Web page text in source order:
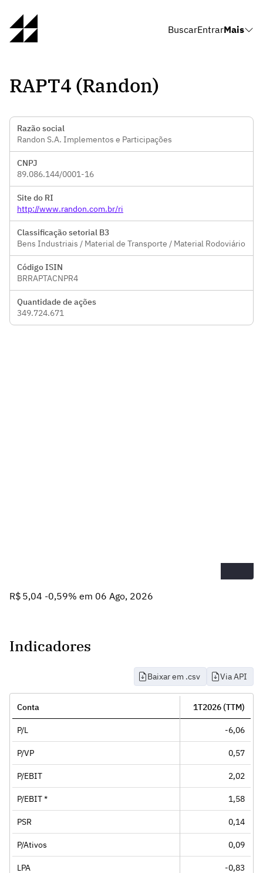
BuscarEntrarMais
RAPT4 (Randon)
Razão social
Randon S.A. Implementos e Participações
CNPJ
89.086.144/0001-16
Site do RI
http://www.randon.com.br/ri
Classificação setorial B3
Bens Industriais / Material de Transporte / Material Rodoviário
Código ISIN
BRRAPTACNPR4
Quantidade de ações
349.724.671
R$ 5,04 -0,59% em 06 Ago, 2026
Indicadores
Baixar em .csv Via API
Conta 1T2026 (TTM)
P/L -6,06
P/VP 0,57
P/EBIT 2,02
P/EBIT * 1,58
PSR 0,14
P/Ativos 0,09
LPA -0,83